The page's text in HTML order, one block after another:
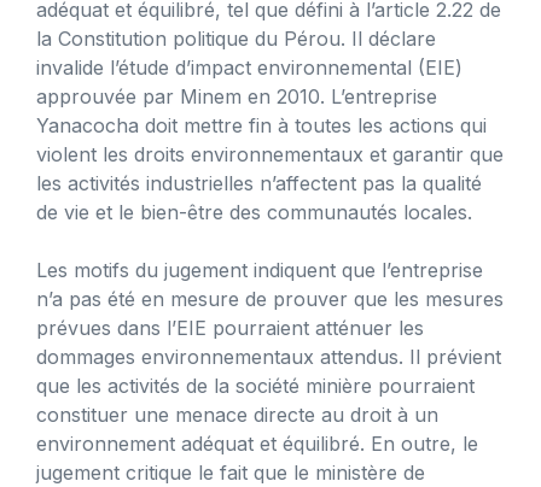
adéquat et équilibré, tel que défini à l’article 2.22 de
la Constitution politique du Pérou. Il déclare
invalide l’étude d’impact environnemental (EIE)
approuvée par Minem en 2010. L’entreprise
Yanacocha doit mettre fin à toutes les actions qui
violent les droits environnementaux et garantir que
les activités industrielles n’affectent pas la qualité
de vie et le bien-être des communautés locales.
Les motifs du jugement indiquent que l’entreprise
n’a pas été en mesure de prouver que les mesures
prévues dans l’EIE pourraient atténuer les
dommages environnementaux attendus. Il prévient
que les activités de la société minière pourraient
constituer une menace directe au droit à un
environnement adéquat et équilibré. En outre, le
jugement critique le fait que le ministère de